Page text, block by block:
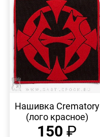
ПРОСМОТР
Нашивка Crematory
(лого красное)
150 ₽